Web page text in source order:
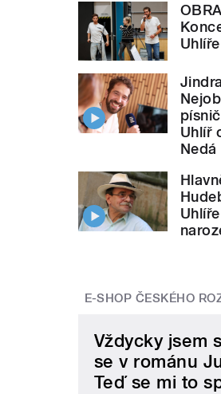
Uhlíře
Uhlíř
E-SHOP ČESKÉHO
Vždycky jsem
se v románu
Teď se mi to